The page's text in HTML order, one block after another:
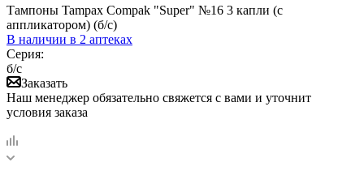
Тампоны Tampax Compak "Super" №16 3 капли (с
аппликатором) (б/с)
В наличии в 2 аптеках
Серия:
б/с
Заказать
Наш менеджер обязательно свяжется с вами и уточнит
условия заказа